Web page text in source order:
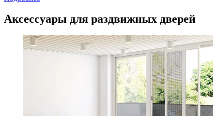
Аксессуары для раздвижных дверей